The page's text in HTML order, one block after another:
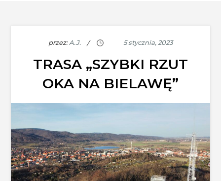
przez:A.J.
TRASA „SZYBKI RZUT
OKA NA BIELAWĘ”